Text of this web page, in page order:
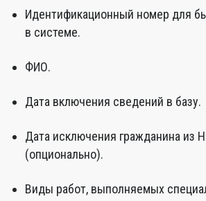
Идентификационный номер для
в системе.
ФИО.
Дата включения сведений в базу.
Дата исключения гражданина из
(опционально).
Виды работ, выполняемых